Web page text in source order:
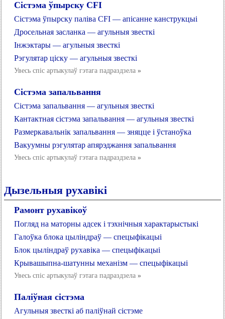
Сістэма ўпырску CFI
Сістэма ўпырску паліва CFI — апісанне канструкцыі
Дросельная засланка — агульныя звесткі
Інжэктары — агульныя звесткі
Рэгулятар ціску — агульныя звесткі
Увесь спіс артыкулаў гэтага падраздзела »
Сістэма запальвання
Сістэма запальвання — агульныя звесткі
Кантактная сістэма запальвання — агульныя звесткі
Размеркавальнік запальвання — зняцце і ўстаноўка
Вакуумны рэгулятар апярэджання запальвання
Увесь спіс артыкулаў гэтага падраздзела »
Дызельныя рухавікі
Рамонт рухавікоў
Погляд на маторны адсек і тэхнічныя характарыстыкі
Галоўка блока цыліндраў — спецыфікацыі
Блок цыліндраў рухавіка — спецыфікацыі
Крывашыпна-шатунны механізм — спецыфікацыі
Увесь спіс артыкулаў гэтага падраздзела »
Паліўная сістэма
Агульныя звесткі аб паліўнай сістэме